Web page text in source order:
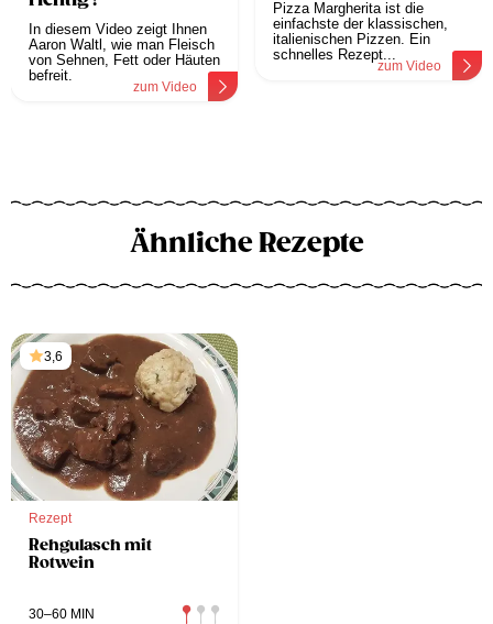
In diesem Video zeigt Ihnen
Aaron Waltl, wie man Fleisch
von Sehnen, Fett oder Häuten
befreit.
zum Video
Pizza Margherita ist die
einfachste der klassischen,
italienischen Pizzen. Ein
schnelles Rezept...
zum Video
Ähnliche Rezepte
3,6
Rezept
Rehgulasch mit
Rotwein
30–60 MIN